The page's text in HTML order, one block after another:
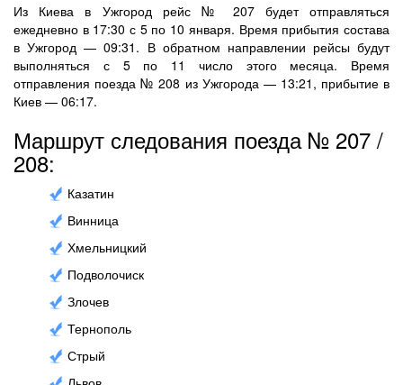
Из Киева в Ужгород рейс № 207 будет отправляться
ежедневно в 17:30 с 5 по 10 января. Время прибытия состава
в Ужгород — 09:31. В обратном направлении рейсы будут
выполняться с 5 по 11 число этого месяца. Время
отправления поезда № 208 из Ужгорода — 13:21, прибытие в
Киев — 06:17.
Маршрут следования поезда № 207 /
208:
Казатин
Винница
Хмельницкий
Подволочиск
Злочев
Тернополь
Стрый